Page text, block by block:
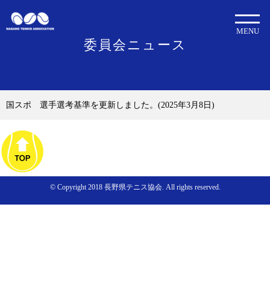
委員会ニュース
MENU
国スポ 選手選考基準を更新しました。(2025年3月8日)
© Copyright 2018 長野県テニス協会. All rights reserved.